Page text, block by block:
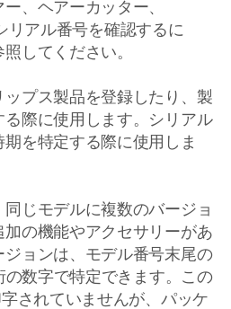
、ヘアーカッター、
リアル番号を確認するに
してください。
プス製品を登録したり、製
際に使用します。シリアル
を特定する際に使用しま
じモデルに複数のバージョ
の機能やアクセサリーがあ
ジョンは、モデル番号末尾の
の数字で特定できます。この
されていませんが、パッケ